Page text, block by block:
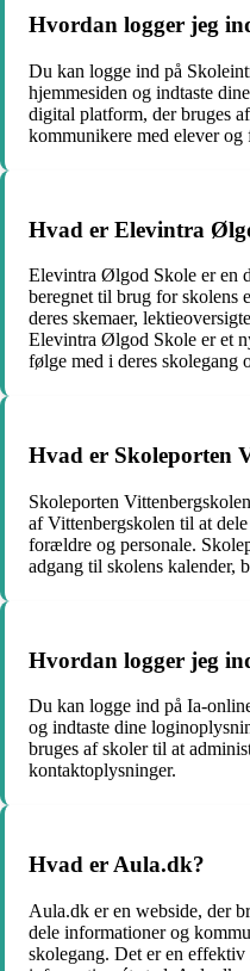
Hvordan logger jeg
Du kan logge ind på
hjemmesiden og indtaste
digital platform, der bruges
kommunikere med elever
Hvad er Elevintra
Elevintra Ølgod Skole er en
beregnet til brug for skolens
deres skemaer,
Elevintra Ølgod Skole er et
følge med i deres skolegang
Hvad er Skoleporten
Skoleporten
af Vittenbergskolen til at
forældre og personale.
adgang til skolens kalender,
Hvordan logger jeg
Du kan logge ind på Ia-
og indtaste dine
bruges af skoler til at
kontaktoplysninger.
Hvad er Aula.dk?
Aula.dk er en webside, der
dele informationer og
skolegang. Det er en effektiv